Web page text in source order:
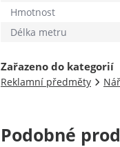
Hmotnost
Délka metru
Zařazeno do kategorií
Reklamní předměty
Podobné